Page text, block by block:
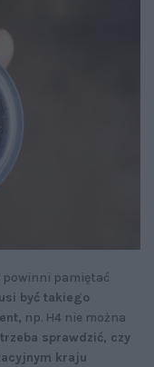
powinni pamiętać
być takiego
np. H4 nie można
trzeba sprawdzić, czy
kraju